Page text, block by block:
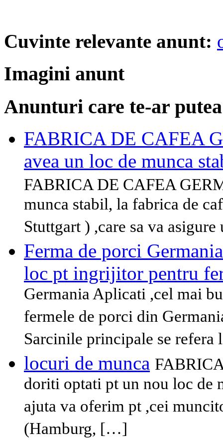
Cuvinte relevante anunt:
Imagini anunt
Anunturi care te-ar
FABRICA DE CAFEA
avea un loc de munca
FABRICA DE CAFEA
munca stabil, la fabrica de
Stuttgart ) ,care sa va
Ferma de porci
loc pt ingrijitor pentru
Germania Aplicati ,cel mai
fermele de porci din
Sarcinile principale se
locuri de munca
doriti optati pt un nou loc de
ajuta va oferim pt ,cei
(Hamburg, […]